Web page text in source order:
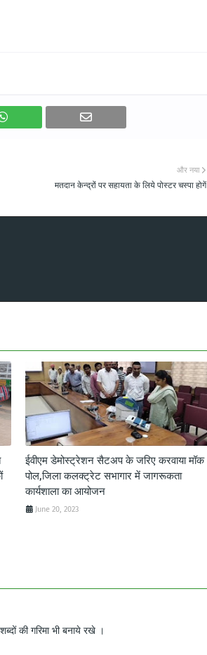
और नया
मतदान केन्द्रों पर सहायता के लिये पोस्टर चस्पा होगें
ईवीएम डेमोस्ट्रेशन सैटअप के जरिए करवाया मॉक
पोल,जिला कलक्ट्रेट सभागार में जागरूकता
कार्यशाला का आयोजन
June 20, 2023
की गरिमा भी बनाये रखे ।